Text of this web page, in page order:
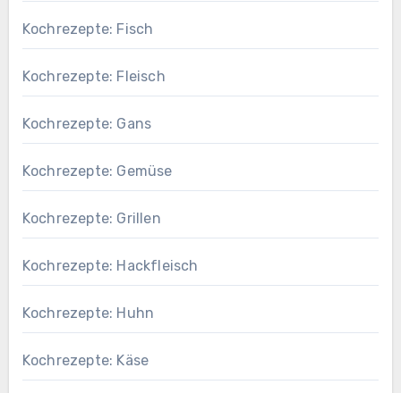
Kochrezepte: Fisch
Kochrezepte: Fleisch
Kochrezepte: Gans
Kochrezepte: Gemüse
Kochrezepte: Grillen
Kochrezepte: Hackfleisch
Kochrezepte: Huhn
Kochrezepte: Käse